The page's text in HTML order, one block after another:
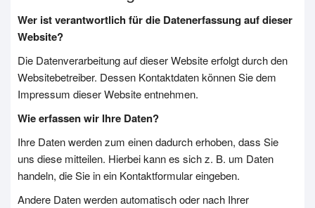
Wer ist verantwortlich für die Datenerfassung auf dieser
Website?
Die Datenverarbeitung auf dieser Website erfolgt durch den
Websitebetreiber. Dessen Kontaktdaten können Sie dem
Impressum dieser Website entnehmen.
Wie erfassen wir Ihre Daten?
Ihre Daten werden zum einen dadurch erhoben, dass Sie
uns diese mitteilen. Hierbei kann es sich z. B. um Daten
handeln, die Sie in ein Kontaktformular eingeben.
Andere Daten werden automatisch oder nach Ihrer